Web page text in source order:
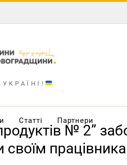
Статті Партнери
№ 2”
своїм